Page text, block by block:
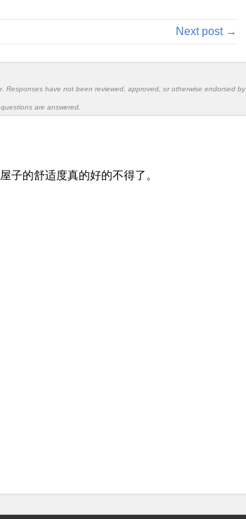
Next post →
Responses have not been reviewed, approved, or otherwise endorsed by
are answered.